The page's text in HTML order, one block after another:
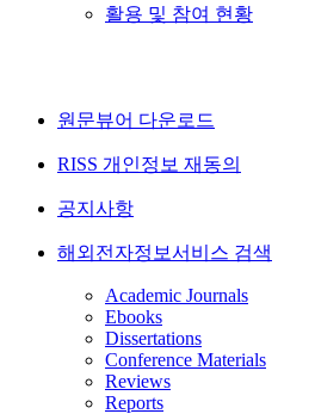
활용 및 참여 현황
원문뷰어 다운로드
RISS 개인정보 재동의
공지사항
해외전자정보서비스 검색
Academic Journals
Ebooks
Dissertations
Conference Materials
Reviews
Reports